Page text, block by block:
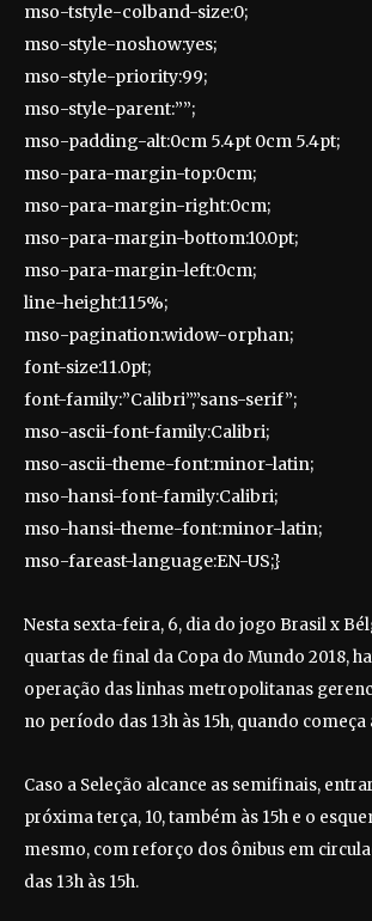
mso-tstyle-colband-size:0;
mso-style-noshow:yes;
mso-style-priority:99;
mso-style-parent:””;
mso-padding-alt:0cm 5.4pt 0cm 5.4pt;
mso-para-margin-top:0cm;
mso-para-margin-right:0cm;
mso-para-margin-bottom:10.0pt;
mso-para-margin-left:0cm;
line-height:115%;
mso-pagination:widow-orphan;
font-size:11.0pt;
font-family:”Calibri”,”sans-serif”;
mso-ascii-font-family:Calibri;
mso-ascii-theme-font:minor-latin;
mso-hansi-font-family:Calibri;
mso-hansi-theme-font:minor-latin;
mso-fareast-language:EN-US;}
Nesta sexta-feira, 6, dia do jogo Brasil x
quartas de final da Copa do Mundo 2018,
operação das linhas metropolitanas
no período das 13h às 15h, quando começa
Caso a Seleção alcance as semifinais,
próxima terça, 10, também às 15h e o
mesmo, com reforço dos ônibus em
das 13h às 15h.